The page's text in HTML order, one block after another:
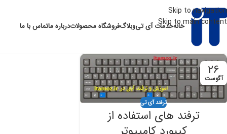
Skip to navigation
Skip to main content
خانهخدمات آی تیوبلاگفروشگاه محصولاتدرباره ماتماس با ما
26
آگوست
ترفند آی تی
ترفند های استفاده از